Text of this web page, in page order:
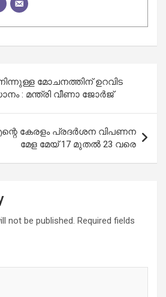
മോചനത്തിന് ഉറവിട
: മന്ത്രി വീണാ ജോര്‍ജ്
കേരളം പ്രദർശന വിപണന
മേള മേയ് 17 മുതൽ 23 വരെ
not be published. Required fields